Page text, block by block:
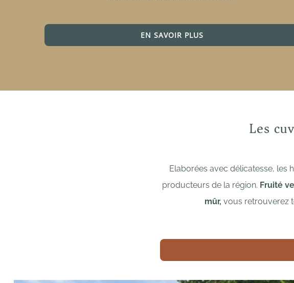
EN SAVOIR PLUS
Les
Elaborées avec délicatesse, les
producteurs de la région. Fruité
mûr, vous retrouverez